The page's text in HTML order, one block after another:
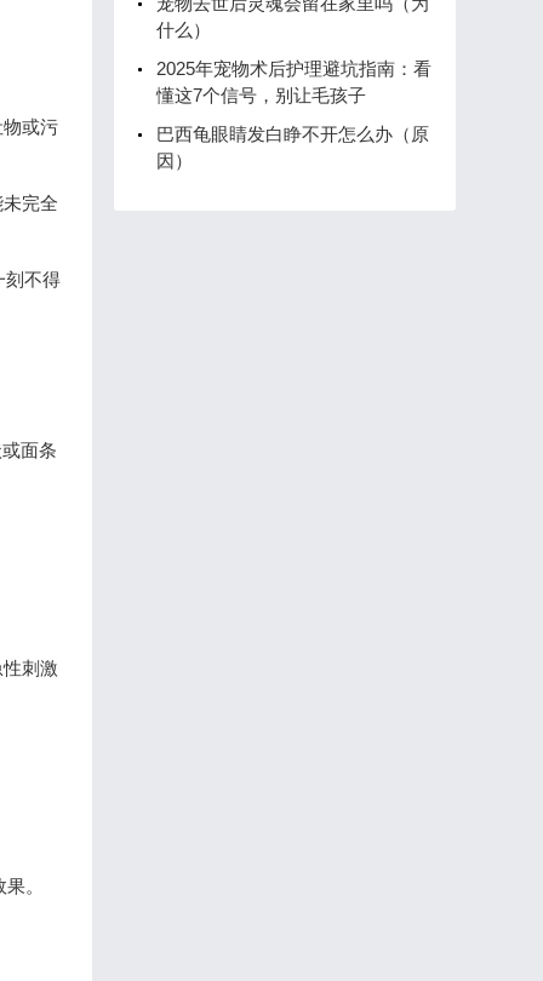
或污
完全
刻不得
面条
刺激
。
什么）
2025年宠物术后护理避坑指南：看
懂这7个信号，别让毛孩子
巴西龟眼睛发白睁不开怎么办（原
因）